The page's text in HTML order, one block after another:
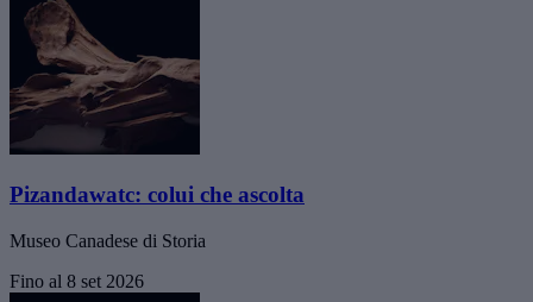
Pizandawatc: colui che ascolta
Museo Canadese di Storia
Fino al 8 set 2026